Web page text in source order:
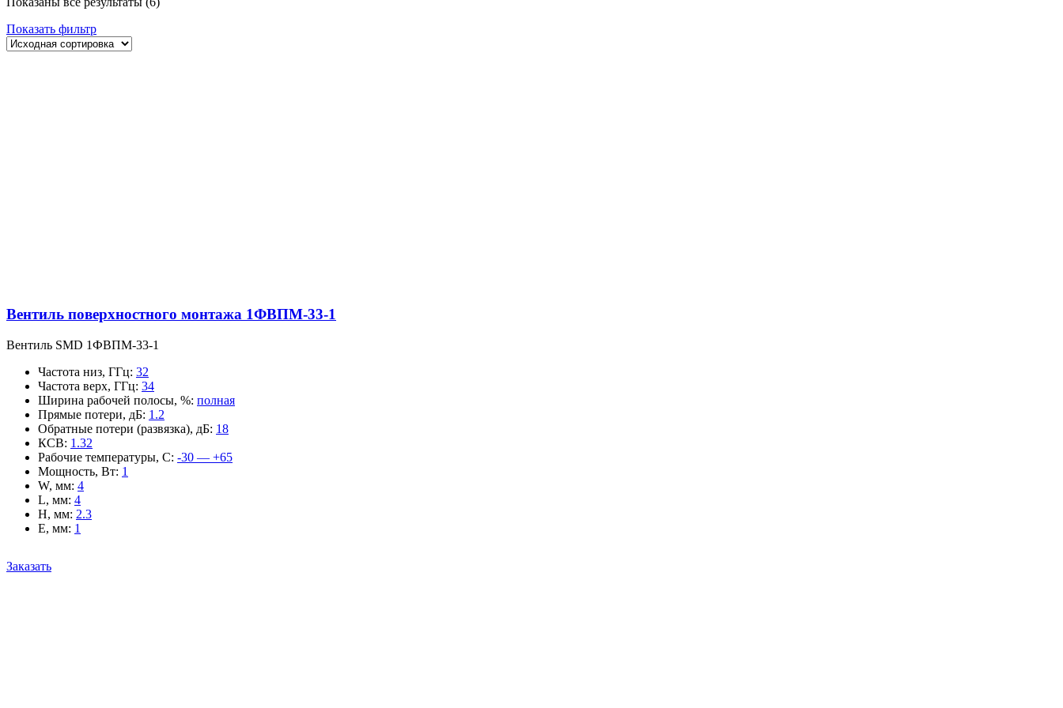
Показать фильтр
Вентиль поверхностного монтажа 1ФВПМ-33-1
Вентиль SMD 1ФВПМ-33-1
Частота низ, ГГц: 32
Частота верх, ГГц: 34
Ширина рабочей полосы, %: полная
Прямые потери, дБ: 1.2
Обратные потери (развязка), дБ: 18
КСВ: 1.32
Рабочие температуры, С: -30 — +65
Мощность, Вт: 1
W, мм: 4
L, мм: 4
H, мм: 2.3
E, мм: 1
Заказать